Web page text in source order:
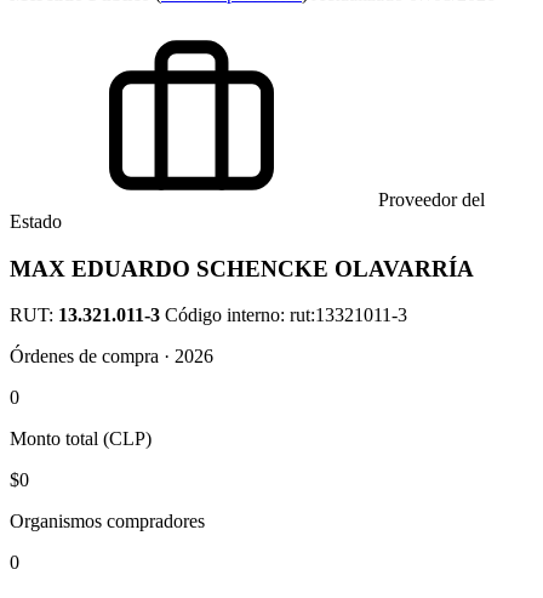
Proveedor del
Estado
MAX EDUARDO SCHENCKE OLAVARRÍA
RUT: 13.321.011-3 Código interno: rut:13321011-3
Órdenes de compra · 2026
0
Monto total (CLP)
$0
Organismos compradores
0